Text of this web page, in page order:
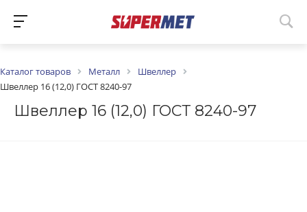
Каталог товаров Металл
Швеллер
Швеллер 16 (12,0) ГОСТ 8240-97
Швеллер 16 (12,0) ГОСТ 8240-97